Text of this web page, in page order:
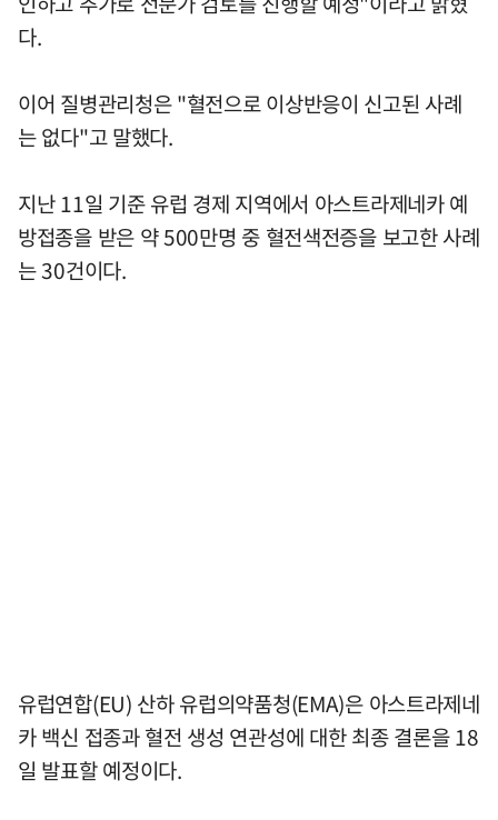
다.
이어 질병관리청은 "혈전으로 이상반응이 신고된 사례
는 없다"고 말했다.
지난 11일 기준 유럽 경제 지역에서 아스트라제네카 예
방접종을 받은 약 500만명 중 혈전색전증을 보고한 사례
는 30건이다.
유럽연합(EU) 산하 유럽의약품청(EMA)은 아스트라제네
카 백신 접종과 혈전 생성 연관성에 대한 최종 결론을 18
일 발표할 예정이다.